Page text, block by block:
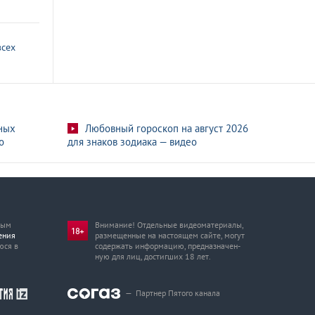
Любовный гороскоп на август 2026
для знаков зодиака — видео
в
Внимание! Отдельные видеоматериалы,
размещенные на настоящем сайте, могут
содержать информацию, предназначен­
ную для лиц, достигших 18 лет.
— Партнер Пятого канала